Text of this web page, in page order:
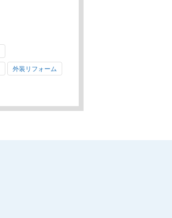
外装リフォーム